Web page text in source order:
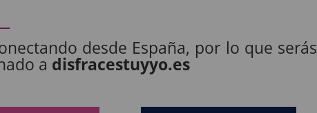
desde España, por lo que serás
a disfracestuyyo.es